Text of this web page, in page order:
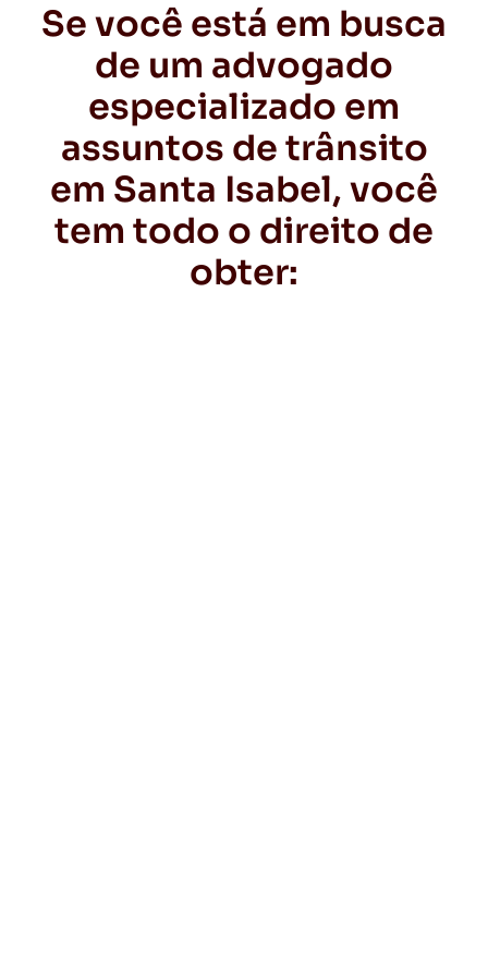
Se você está em busca
de um advogado
especializado em
assuntos de trânsito
em Santa Isabel, você
tem todo o direito de
obter: